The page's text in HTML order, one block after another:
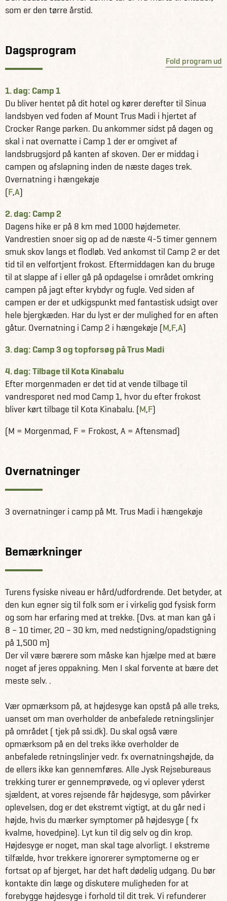
som er den tørre årstid.
Dagsprogram
Fold program ud
1. dag: Camp 1
Du bliver hentet på dit hotel og kører derefter til Sinua
landsbyen ved foden af Mount Trus Madi i hjertet af
Crocker Range parken. Du ankommer sidst på dagen og
skal i nat overnatte i Camp 1 der er omgivet af
landsbrugsjord på kanten af skoven. Der er middag i
campen og afslapning inden de næste dages trek.
Overnatning i hængekøje
(F,A)
2. dag: Camp 2
Dagens hike er på 8 km med 1000 højdemeter.
Vandrestien snoer sig op ad de næste 4-5 timer gennem
smuk skov langs et flodløb. Ved ankomst til Camp 2 er det
tid til en velfortjent frokost. Eftermiddagen kan du bruge
til at slappe af i eller gå på opdagelse i området omkring
campen på jagt efter krybdyr og fugle. Ved siden af
campen er der et udkigspunkt med fantastisk udsigt over
hele bjergkæden. Har du lyst er der mulighed for en aften
gåtur. Overnatning i Camp 2 i hængekøje (M,F,A)
3. dag: Camp 3 og topforsøg på Trus Madi
4. dag: Tilbage til Kota Kinabalu
Efter morgenmaden er det tid at vende tilbage til
vandresporet ned mod Camp 1, hvor du efter frokost
bliver kørt tilbage til Kota Kinabalu. (M,F)
(M = Morgenmad, F = Frokost, A = Aftensmad)
Overnatninger
3 overnatninger i camp på Mt. Trus Madi i hængekøje
Bemærkninger
Turens fysiske niveau er hård/udfordrende. Det betyder, at
den kun egner sig til folk som er i virkelig god fysisk form
og som har erfaring med at trekke. (Dvs. at man kan gå i
8 – 10 timer, 20 – 30 km, med nedstigning/opadstigning
på 1,500 m)
Der vil være bærere som måske kan hjælpe med at bære
noget af jeres oppakning. Men I skal forvente at bære det
meste selv. .
Vær opmærksom på, at højdesyge kan opstå på alle treks,
uanset om man overholder de anbefalede retningslinjer
på området ( tjek på ssi.dk). Du skal også være
opmærksom på en del treks ikke overholder de
anbefalede retningslinjer vedr. fx overnatningshøjde, da
de ellers ikke kan gennemføres. Alle Jysk Rejsebureaus
trekking turer er gennemprøvede, og vi oplever yderst
sjældent, at vores rejsende får højdesyge, som påvirker
oplevelsen, dog er det ekstremt vigtigt, at du går ned i
højde, hvis du mærker symptomer på højdesyge ( fx
kvalme, hovedpine). Lyt kun til dig selv og din krop.
Højdesyge er noget, man skal tage alvorligt. I ekstreme
tilfælde, hvor trekkere ignorerer symptomerne og er
fortsat op af bjerget, har det haft dødelig udgang. Du bør
kontakte din læge og diskutere muligheden for at
forebygge højdesyge i forhold til dit trek. Vi refunderer